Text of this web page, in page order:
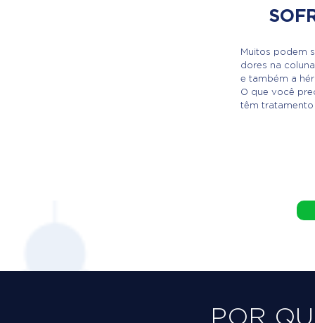
Muitos podem
dores na
e também a
O que você
têm tratamento
POR